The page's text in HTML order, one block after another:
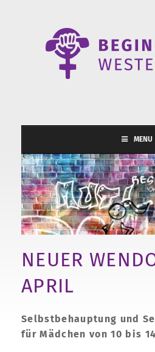
MENU
NEUER
APRIL
Selbstbehauptung und
für Mädchen von 10 bis